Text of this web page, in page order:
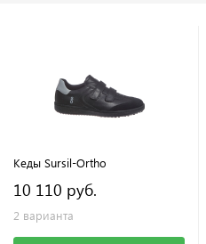
Кеды Sursil-Ortho
10 110 руб.
2 варианта